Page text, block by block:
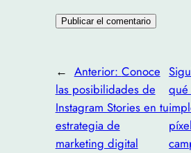
← Anterior: Conoce
las posibilidades de
Instagram Stories en tu
estrategia de
marketing digital
qué